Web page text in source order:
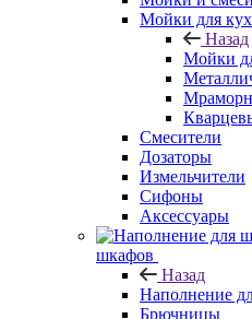
Мойки для
Назад
Мойки
Смесители
Дозаторы
Измельчители
Сифоны
Аксессуары
шкафов
Назад
Наполнение
Брючницы